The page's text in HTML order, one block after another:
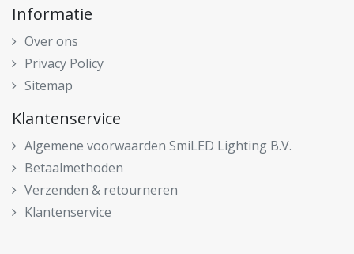
Informatie
Over ons
Privacy Policy
Sitemap
Klantenservice
Algemene voorwaarden SmiLED Lighting B.V.
Betaalmethoden
Verzenden & retourneren
Klantenservice